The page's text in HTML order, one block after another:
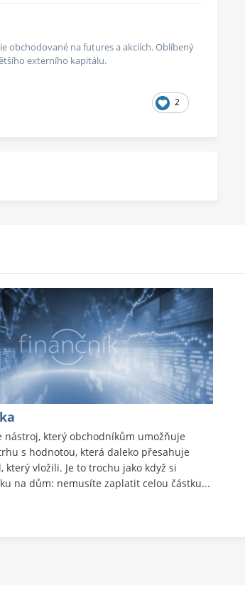
obchodované na futures a akciích. Oblíbený
externího kapitálu.
2
nástroj, který obchodníkům umožňuje
s hodnotou, která daleko přesahuje
který vložili. Je to trochu jako když si
na dům: nemusíte zaplatit celou částku...